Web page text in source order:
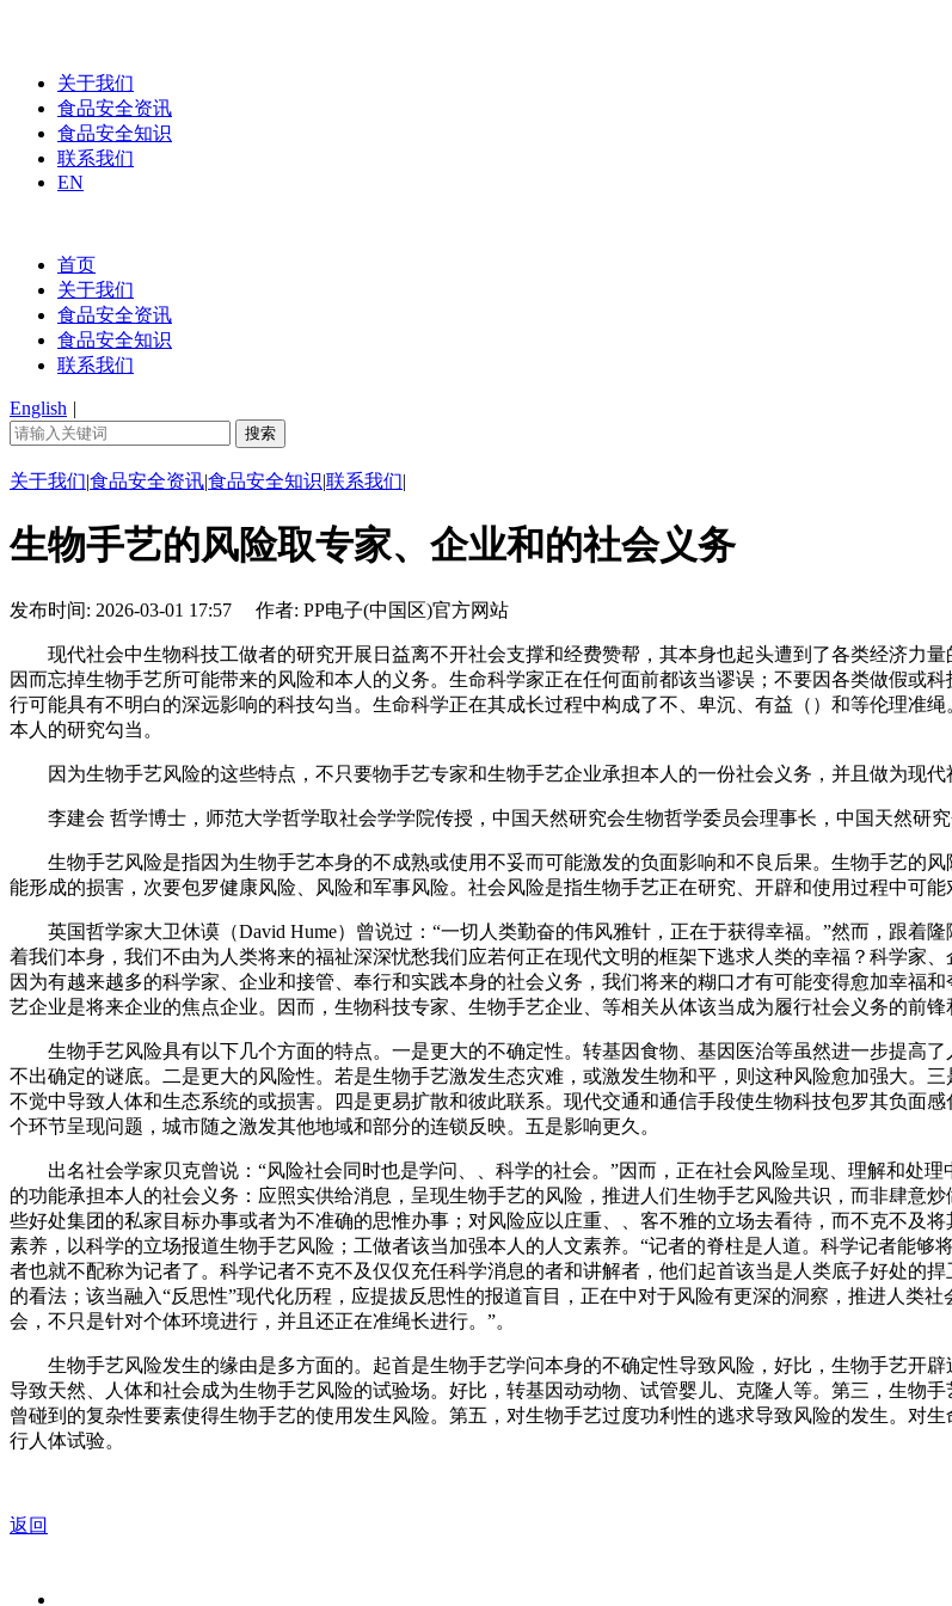
关于我们
食品安全资讯
食品安全知识
联系我们
EN
首页
关于我们
食品安全资讯
食品安全知识
联系我们
English |
关于我们|食品安全资讯|食品安全知识|联系我们|
生物手艺的风险取专家、企业和的社会义务
发布时间: 2026-03-01 17:57 作者: PP电子(中国区)官方网站
现代社会中生物科技工做者的研究开展日益离不开社会支撑和经费赞帮，其本身也起头遭到了各类经济力量
因而忘掉生物手艺所可能带来的风险和本人的义务。生命科学家正在任何面前都该当谬误；不要因各类做假或
行可能具有不明白的深远影响的科技勾当。生命科学正在其成长过程中构成了不、卑沉、有益（）和等伦理准
本人的研究勾当。
因为生物手艺风险的这些特点，不只要物手艺专家和生物手艺企业承担本人的一份社会义务，并且做为现代
李建会 哲学博士，师范大学哲学取社会学学院传授，中国天然研究会生物哲学委员会理事长，中国天然研究
生物手艺风险是指因为生物手艺本身的不成熟或使用不妥而可能激发的负面影响和不良后果。生物手艺的
能形成的损害，次要包罗健康风险、风险和军事风险。社会风险是指生物手艺正在研究、开辟和使用过程中可
英国哲学家大卫休谟（David Hume）曾说过：“一切人类勤奋的伟风雅针，正在于获得幸福。”然而，跟着
着我们本身，我们不由为人类将来的福祉深深忧愁我们应若何正在现代文明的框架下逃求人类的幸福？科学家
因为有越来越多的科学家、企业和接管、奉行和实践本身的社会义务，我们将来的糊口才有可能变得愈加幸福
艺企业是将来企业的焦点企业。因而，生物科技专家、生物手艺企业、等相关从体该当成为履行社会义务的前锋
生物手艺风险具有以下几个方面的特点。一是更大的不确定性。转基因食物、基因医治等虽然进一步提高
不出确定的谜底。二是更大的风险性。若是生物手艺激发生态灾难，或激发生物和平，则这种风险愈加强大。
不觉中导致人体和生态系统的或损害。四是更易扩散和彼此联系。现代交通和通信手段使生物科技包罗其负面
个环节呈现问题，城市随之激发其他地域和部分的连锁反映。五是影响更久。
出名社会学家贝克曾说：“风险社会同时也是学问、、科学的社会。”因而，正在社会风险呈现、理解和处
的功能承担本人的社会义务：应照实供给消息，呈现生物手艺的风险，推进人们生物手艺风险共识，而非肆意
些好处集团的私家目标办事或者为不准确的思惟办事；对风险应以庄重、、客不雅的立场去看待，而不克不及
素养，以科学的立场报道生物手艺风险；工做者该当加强本人的人文素养。“记者的脊柱是人道。科学记者能
者也就不配称为记者了。科学记者不克不及仅仅充任科学消息的者和讲解者，他们起首该当是人类底子好处的
的看法；该当融入“反思性”现代化历程，应提拔反思性的报道盲目，正在中对于风险有更深的洞察，推进人类
会，不只是针对个体环境进行，并且还正在准绳长进行。”。
生物手艺风险发生的缘由是多方面的。起首是生物手艺学问本身的不确定性导致风险，好比，生物手艺开辟
导致天然、人体和社会成为生物手艺风险的试验场。好比，转基因动动物、试管婴儿、克隆人等。第三，生物
曾碰到的复杂性要素使得生物手艺的使用发生风险。第五，对生物手艺过度功利性的逃求导致风险的发生。对
行人体试验。
返回